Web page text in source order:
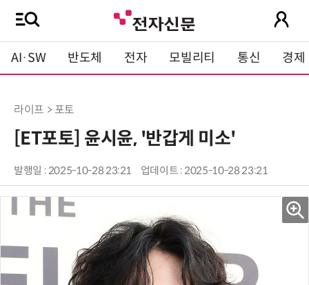
AI·SW 반도체 전자 모빌리티 통신 경제
라이프 > 포토
[ET포토] 윤시윤, '반갑게 미소'
발행일 : 2025-10-28 23:21 업데이트 : 2025-10-28 23:21